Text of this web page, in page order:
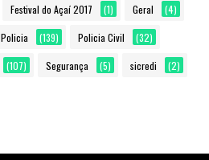
Festival do Açaí 2017 (1) Geral (4)
Policia (139) Policia Civil (32)
(107) Segurança (5) sicredi (2)